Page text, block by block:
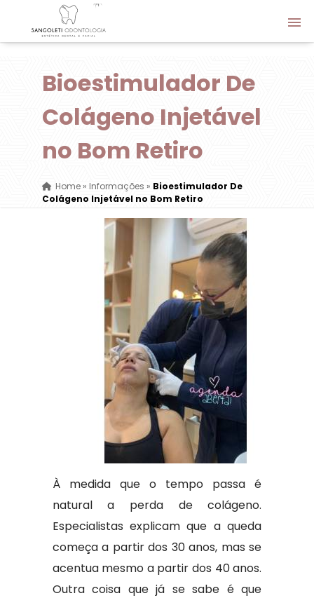
Bioestimulador De
Colágeno Injetável
no Bom Retiro
Home» Informações » Bioestimulador De
Colágeno Injetável no Bom Retiro
À medida que o tempo passa é
natural a perda de colágeno.
Especialistas explicam que a queda
começa a partir dos 30 anos, mas se
acentua mesmo a partir dos 40 anos.
Outra coisa que já se sabe é que